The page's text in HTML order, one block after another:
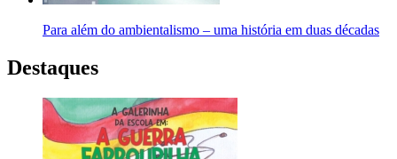
Para além do ambientalismo – uma história em duas décadas
Destaques